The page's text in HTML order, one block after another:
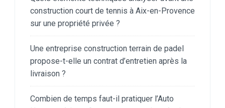
construction court de tennis à Aix-en-Provence
sur une propriété privée ?
Une entreprise construction terrain de padel
propose-t-elle un contrat d’entretien après la
livraison ?
Combien de temps faut-il pratiquer l’Auto